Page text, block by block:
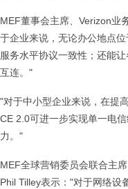
MEF董事会主席、Verizon业
于企业来说，无论办公地点
服务水平协议一致性；还能
互连。"
"对于中小型企业来说，在提
CE 2.0可进一步实现单一电
力。"
MEF全球营销委员会联合主
Phil Tilley表示："对于网络设